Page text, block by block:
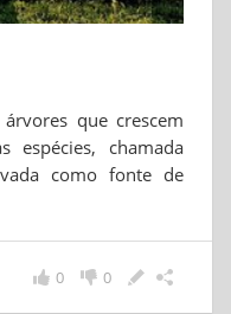
que crescem
espécies, chamada
como fonte de
0
0